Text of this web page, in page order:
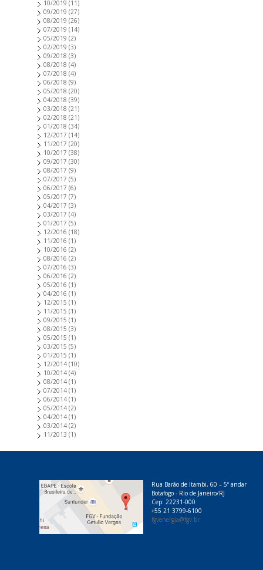
10/2019 (11)
09/2019 (27)
08/2019 (26)
07/2019 (14)
05/2019 (2)
02/2019 (3)
09/2018 (3)
08/2018 (4)
07/2018 (4)
06/2018 (9)
05/2018 (20)
04/2018 (39)
03/2018 (21)
02/2018 (21)
01/2018 (34)
12/2017 (14)
11/2017 (20)
10/2017 (38)
09/2017 (30)
08/2017 (9)
07/2017 (5)
06/2017 (6)
05/2017 (7)
04/2017 (3)
03/2017 (4)
01/2017 (5)
12/2016 (18)
11/2016 (1)
10/2016 (2)
08/2016 (2)
07/2016 (3)
06/2016 (2)
05/2016 (1)
04/2016 (1)
12/2015 (1)
11/2015 (1)
09/2015 (1)
08/2015 (3)
05/2015 (1)
03/2015 (5)
01/2015 (1)
12/2014 (10)
10/2014 (4)
08/2014 (1)
07/2014 (1)
06/2014 (1)
05/2014 (2)
04/2014 (1)
03/2014 (2)
11/2013 (1)
Rua Barão de Itambi, 60 – 5º andar
Botafogo - Rio de Janeiro/RJ
Cep: 22231-000
+55 21 3799-6100
fgvenergia@fgv.br